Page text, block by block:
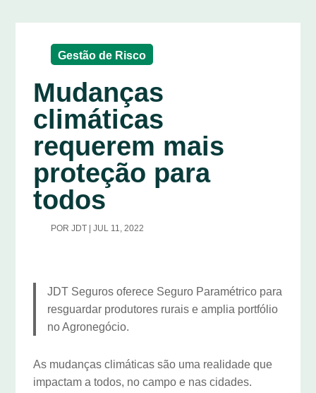
Mudanças
climáticas
requerem mais
proteção para
todos
PORJDT |JUL 11, 2022
Gestão de Risco
JDT Seguros oferece Seguro Paramétrico para
resguardar produtores rurais e amplia portfólio
no Agronegócio.
As mudanças climáticas são uma realidade que
impactam a todos, no campo e nas cidades.